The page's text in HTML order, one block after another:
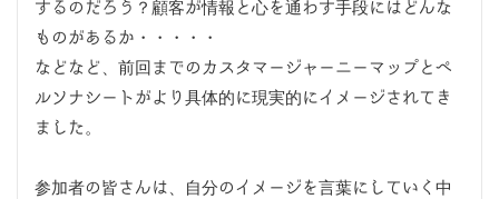
するのだろう？顧客が情報と心を通わす手段にはどんな
ものがあるか・・・・・
などなど、前回までのカスタマージャーニーマップとペ
ルソナシートがより具体的に現実的にイメージされてき
ました。
参加者の皆さんは、自分のイメージを言葉にしていく中